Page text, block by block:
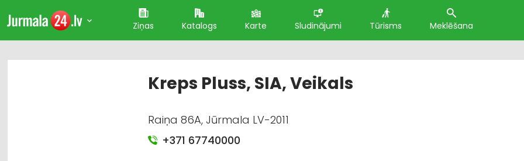
Ziņas Katalogs Karte Sludinājumi Tūrisms Meklēšana
Kreps Pluss, SIA, Veikals
Raiņa 86A, Jūrmala LV-2011
+371 67740000